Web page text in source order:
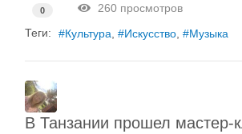
0
260 просмотров
Теги:
Культура Искусство Музыка
В Танзании прошел мастер-